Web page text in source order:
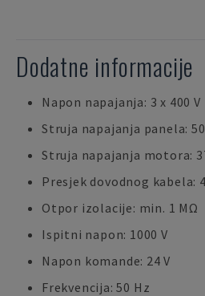
Dodatne informacije
Napon napajanja: 3 x 400 V
Struja napajanja panela:
Struja napajanja motora:
Presjek dovodnog kabela:
Otpor izolacije: min. 1 MΩ
Ispitni napon: 1000 V
Napon komande: 24 V
Frekvencija: 50 Hz